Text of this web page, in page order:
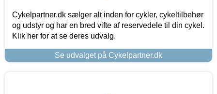
Cykelpartner.dk sælger alt inden for cykler, cykeltilbehør
og udstyr og har en bred vifte af reservedele til din cykel.
Klik her for at se deres udvalg.
Se udvalget på Cykelpartner.dk